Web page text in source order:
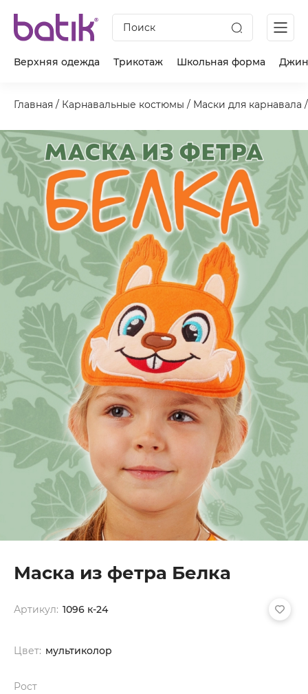
Поиск
Верхняя одежда Трикотаж Школьная форма
Главная / Карнавальные костюмы / Маски для карнавала /
Маска из фетра Белка
Артикул: 1096 к-24
Цвет: мультиколор
Рост